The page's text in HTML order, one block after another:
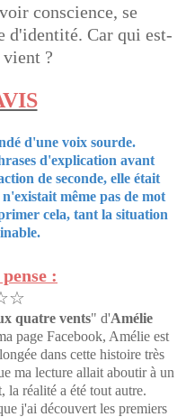
conscience, se
d'identité. Car qui est-
?
d'une voix sourde.
d'explication avant
de seconde, elle était
même pas de mot
cela, tant la situation
:
quatre vents" d'Amélie
page Facebook, Amélie est
dans cette histoire très
ma lecture allait aboutir à un
la réalité a été tout autre.
j'ai découvert les premiers